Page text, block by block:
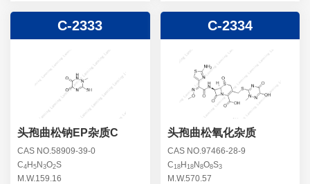
头孢卡品酯杂质
头孢唑肟杂质
C-2333
头孢曲松钠EP杂质C
CAS NO.58909-39-0
C4 H 5 N 3O2S
M.W.159.16
C-2334
头孢曲松氧化杂质
CAS NO.97466-28-9
C18H 18N 8O8S3
M.W.570.57